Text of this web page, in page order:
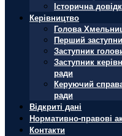
Історична
Керівництво
Голова
Перший
Заступник
Заступник
ради
Керуючий
ради
Відкриті дані
Нормативно-правові
Контакти